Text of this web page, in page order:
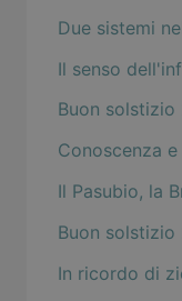
Due sistemi
Il senso
Buon solstizio
Conoscenza
Il Pasubio, la
Buon solstizio
In ricordo di